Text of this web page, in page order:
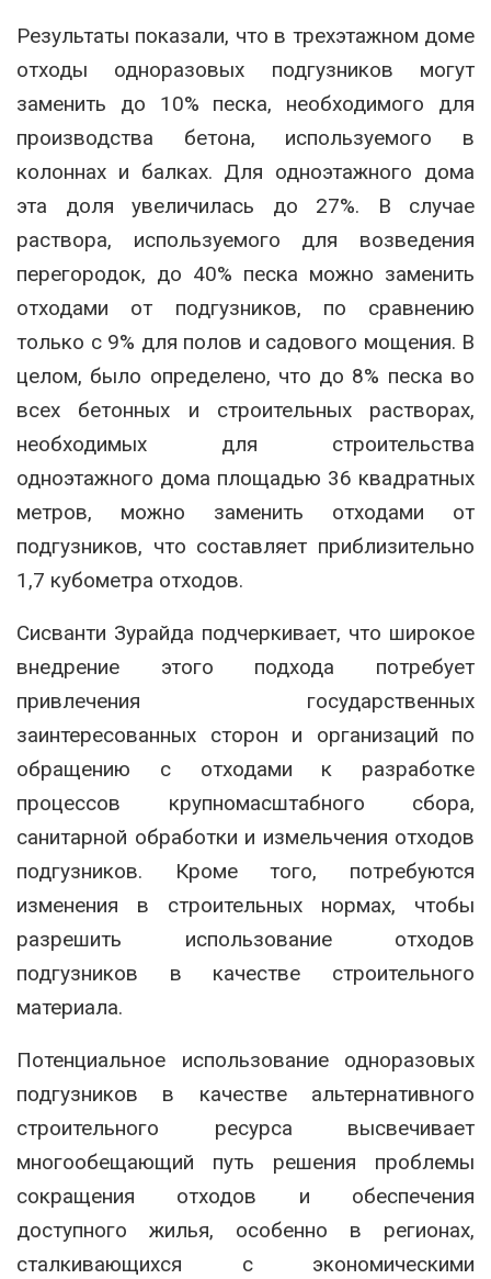
Результаты показали, что в трехэтажном доме
отходы одноразовых подгузников могут
заменить до 10% песка, необходимого для
производства бетона, используемого в
колоннах и балках. Для одноэтажного дома
эта доля увеличилась до 27%. В случае
раствора, используемого для возведения
перегородок, до 40% песка можно заменить
отходами от подгузников, по сравнению
только с 9% для полов и садового мощения. В
целом, было определено, что до 8% песка во
всех бетонных и строительных растворах,
необходимых для строительства
одноэтажного дома площадью 36 квадратных
метров, можно заменить отходами от
подгузников, что составляет приблизительно
1,7 кубометра отходов.
Сисванти Зурайда подчеркивает, что широкое
внедрение этого подхода потребует
привлечения государственных
заинтересованных сторон и организаций по
обращению с отходами к разработке
процессов крупномасштабного сбора,
санитарной обработки и измельчения отходов
подгузников. Кроме того, потребуются
изменения в строительных нормах, чтобы
разрешить использование отходов
подгузников в качестве строительного
материала.
Потенциальное использование одноразовых
подгузников в качестве альтернативного
строительного ресурса высвечивает
многообещающий путь решения проблемы
сокращения отходов и обеспечения
доступного жилья, особенно в регионах,
сталкивающихся с экономическими